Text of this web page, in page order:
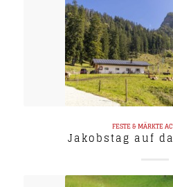
FESTE & MÄRKTE
Jakobstag auf